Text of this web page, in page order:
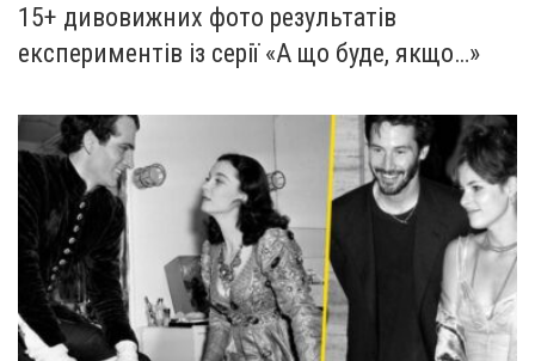
15+ дивовижних фото результатів
експериментів із серії «А що буде, якщо…»